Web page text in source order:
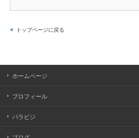
トップページに戻る
ホームページ
プロフィール
パラビジ